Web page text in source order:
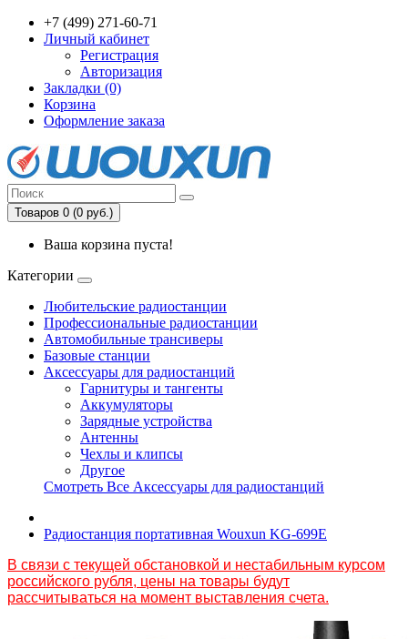
+7 (499) 271-60-71
Личный кабинет
Регистрация
Авторизация
Закладки (0)
Корзина
Оформление заказа
Товаров 0 (0 руб.)
Ваша корзина пуста!
Категории
Любительские радиостанции
Профессиональные радиостанции
Автомобильные трансиверы
Базовые станции
Аксессуары для радиостанций
Гарнитуры и тангенты
Аккумуляторы
Зарядные устройства
Антенны
Чехлы и клипсы
Другое
Смотреть Все Аксессуары для радиостанций
Радиостанция портативная Wouxun KG-699E
В связи с текущей обстановкой и нестабильным курсом
российского рубля, цены на товары будут
рассчитываться на момент выставления счета.